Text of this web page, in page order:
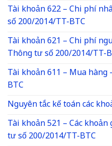
Tài khoản 622 – Chi phí
số 200/2014/TT-BTC
Tài khoản 621 – Chi phí
Thông tư số 200/2014/TT-
Tài khoản 611 – Mua
BTC
Nguyên tắc kế toán các
Tài khoản 521 – Các
tư số 200/2014/TT-BTC